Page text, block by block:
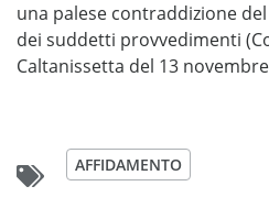
una palese contraddizione
dei suddetti provvedimenti
Caltanissetta del 13
AFFIDAMENTO